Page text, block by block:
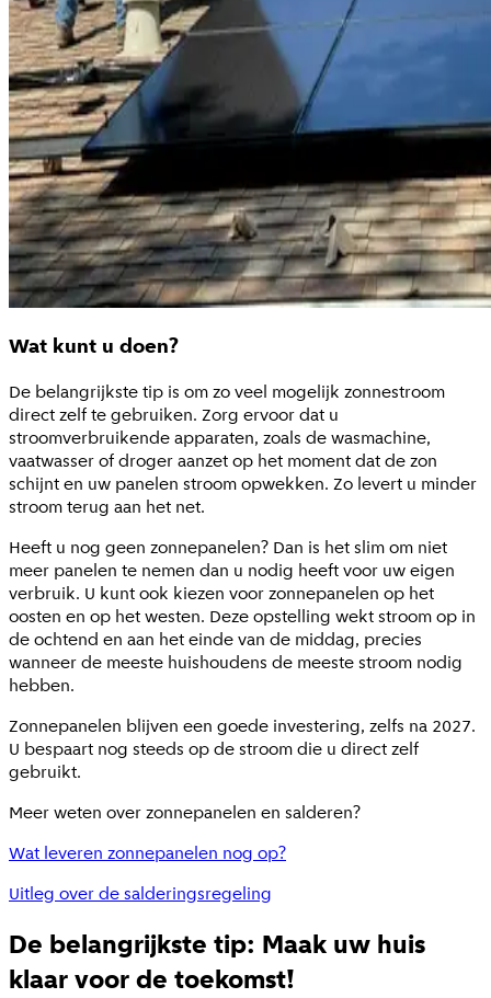
Wat kunt u doen?
De belangrijkste tip is om zo veel mogelijk zonnestroom
direct zelf te gebruiken. Zorg ervoor dat u
stroomverbruikende apparaten, zoals de wasmachine,
vaatwasser of droger aanzet op het moment dat de zon
schijnt en uw panelen stroom opwekken. Zo levert u minder
stroom terug aan het net.
Heeft u nog geen zonnepanelen? Dan is het slim om niet
meer panelen te nemen dan u nodig heeft voor uw eigen
verbruik. U kunt ook kiezen voor zonnepanelen op het
oosten en op het westen. Deze opstelling wekt stroom op in
de ochtend en aan het einde van de middag, precies
wanneer de meeste huishoudens de meeste stroom nodig
hebben.
Zonnepanelen blijven een goede investering, zelfs na 2027.
U bespaart nog steeds op de stroom die u direct zelf
gebruikt.
Meer weten over zonnepanelen en salderen?
Wat leveren zonnepanelen nog op?
Uitleg over de salderingsregeling
De belangrijkste tip: Maak uw huis
klaar voor de toekomst!